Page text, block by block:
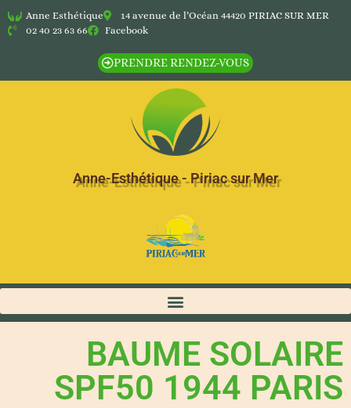
Anne Esthétique
14 avenue de l’Océan 44420 PIRIAC SUR MER
02 40 23 63 66
Facebook
PRENDRE RENDEZ-VOUS
Anne-Esthétique - Piriac sur Mer
BAUME SOLAIRE
SPF50 1944 PARIS